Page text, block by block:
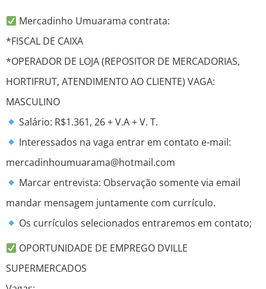
Mercadinho Umuarama contrata:
*FISCAL DE CAIXA
*OPERADOR DE LOJA (REPOSITOR DE MERCADORIAS,
HORTIFRUT, ATENDIMENTO AO CLIENTE) VAGA:
MASCULINO
Salário: R$1.361, 26 + V.A + V. T.
Interessados na vaga entrar em contato e-mail:
mercadinhoumuarama@hotmail.com
Marcar entrevista: Observação somente via email
mandar mensagem juntamente com currículo.
Os currículos selecionados entraremos em contato;
OPORTUNIDADE DE EMPREGO DVILLE
SUPERMERCADOS